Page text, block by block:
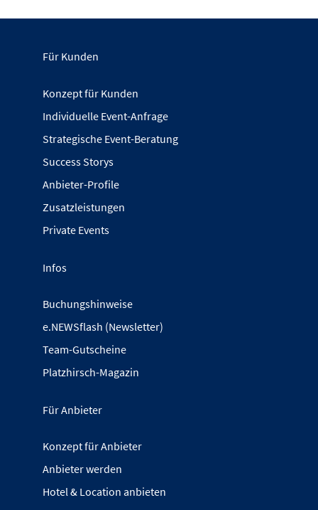
Für Kunden
Konzept für Kunden
Individuelle Event-Anfrage
Strategische Event-Beratung
Success Storys
Anbieter-Profile
Zusatzleistungen
Private Events
Infos
Buchungshinweise
e.NEWSflash (Newsletter)
Team-Gutscheine
Platzhirsch-Magazin
Für Anbieter
Konzept für Anbieter
Anbieter werden
Hotel & Location anbieten